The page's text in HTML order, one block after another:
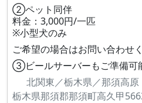
②ペット同伴
料金：3,000円/一匹
※小型犬のみ
ご希望の場合はお問い合わせ
③ビールサーバーもご準備可
北関東／栃木県／那須高原
栃木県那須郡那須町高久甲